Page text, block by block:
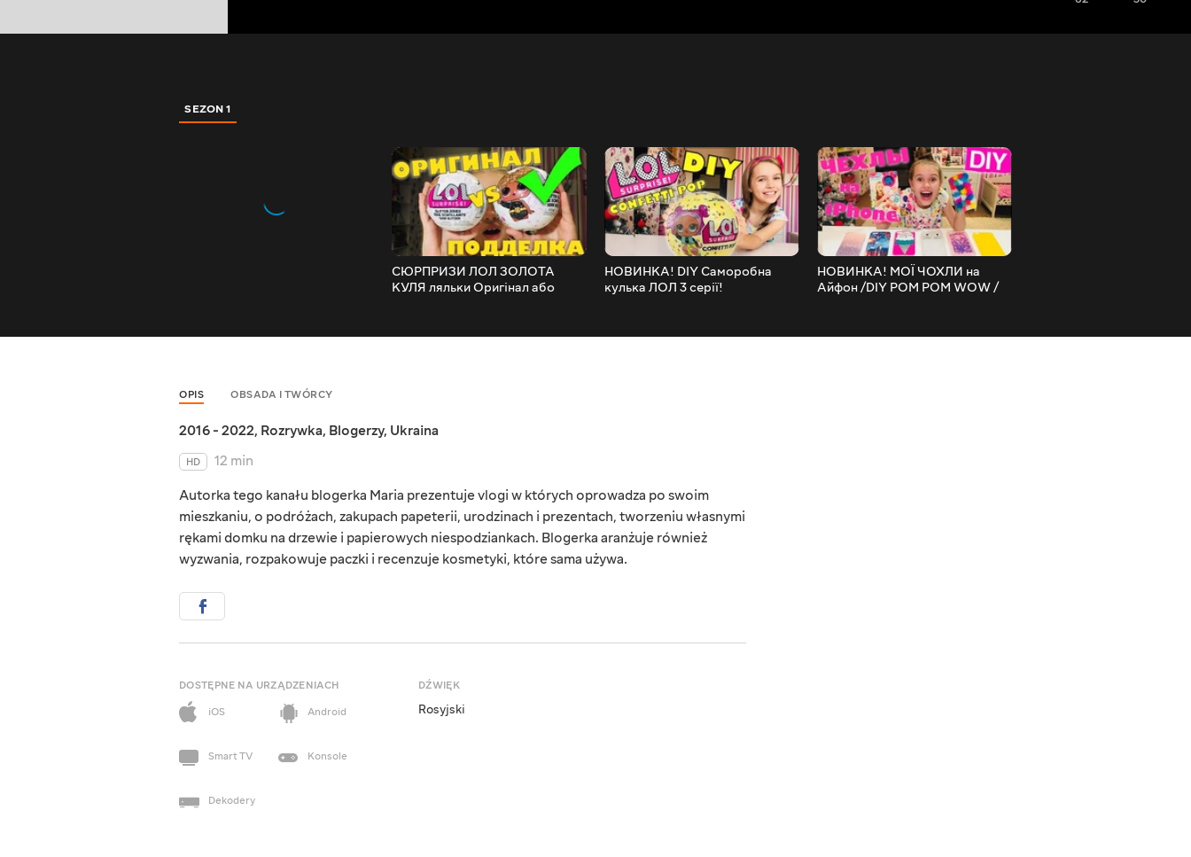
SEZON 1
СЮРПРИЗИ ЛОЛ ЗОЛОТА
КУЛЯ ляльки Оригінал або
ЛОЛ з Європи
НОВИНКА! DIY Саморобна
кулька ЛОЛ 3 серії!
POP
НОВИНКА! МОЇ ЧОХЛИ на
Айфон /DIY POM POM WOW /
розпакування ЛОЛ?
OPIS OBSADA I TWÓRCY
2016 - 2022, Rozrywka, Blogerzy, Ukraina
HD
12 min
Autorka tego kanału blogerka Maria prezentuje vlogi w których oprowadza po swoim
mieszkaniu, o podróżach, zakupach papeterii, urodzinach i prezentach, tworzeniu własnymi
rękami domku na drzewie i papierowych niespodziankach. Blogerka aranżuje również
wyzwania, rozpakowuje paczki i recenzuje kosmetyki, które sama używa.
DOSTĘPNE NA URZĄDZENIACH
iOS
Android
Smart TV Konsole
Dekodery
DŹWIĘK
Rosyjski